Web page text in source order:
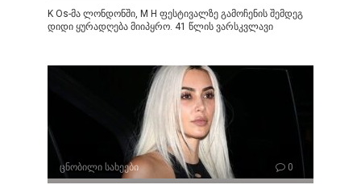
K Os-მა ლონდონში, M H ფესტივალზე გამოჩენის შემდეგ
დიდი ყურადღება მიიპყრო. 41 წლის ვარსკვლავი
ცნობილი სახეები 0